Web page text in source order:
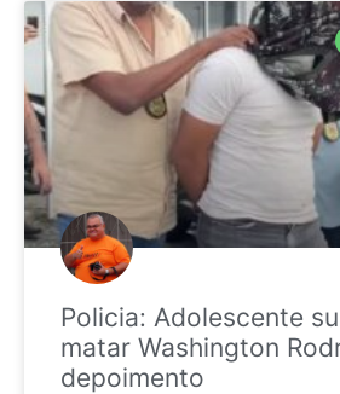
Policia: Adolescente
matar Washington
depoimento